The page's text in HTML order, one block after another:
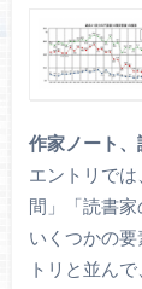
作家ノート
エントリで
間」「読書
いくつかの
トリと並ん